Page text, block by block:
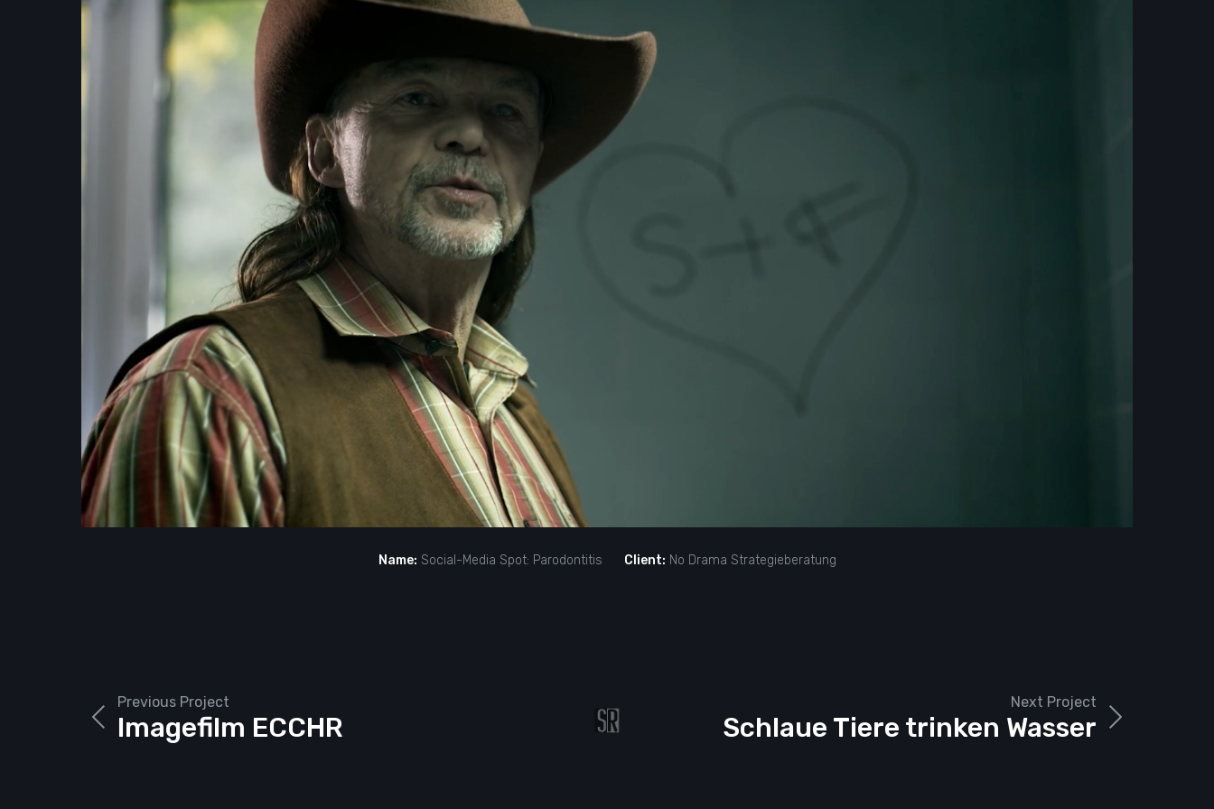
Name: Social-Media Spot: Parodontitis Client: No Drama Strategieberatung
Next Project
Schlaue Tiere trinken Wasser
Previous Project
Imagefilm ECCHR